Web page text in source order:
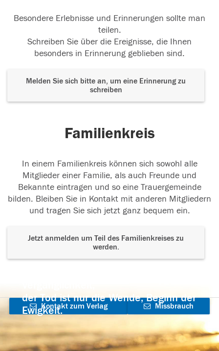
Besondere Erlebnisse und Erinnerungen sollte man
teilen.
Schreiben Sie über die Ereignisse, die Ihnen
besonders in Erinnerung geblieben sind.
Melden Sie sich bitte an, um eine Erinnerung zu
schreiben
Familienkreis
In einem Familienkreis können sich sowohl alle
Mitglieder einer Familie, als auch Freunde und
Bekannte eintragen und so eine Trauergemeinde
bilden. Bleiben Sie in Kontakt mit anderen Mitgliedern
und tragen Sie sich jetzt ganz bequem ein.
Jetzt anmelden um Teil des Familienkreises zu
werden.
der Tod ist nur die Wende, Beginn der
Ewigkeit.
Kontakt zum Verlag
aufnehmen
Missbrauch